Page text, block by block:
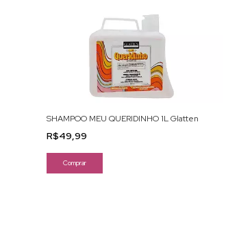
SHAMPOO MEU QUERIDINHO 1L Glatten
R$49,99